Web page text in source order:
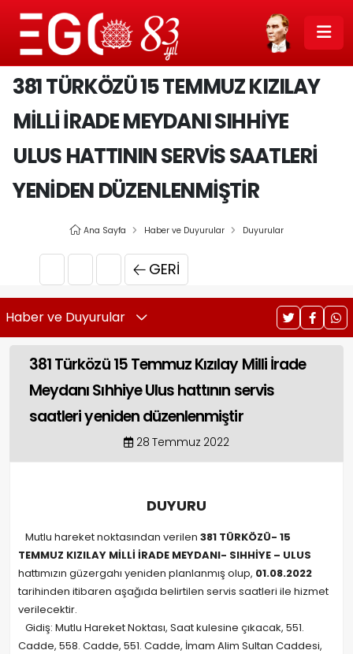
381 TÜRKÖZÜ 15 TEMMUZ KIZILAY
MILLI İRADE MEYDANI SIHHIYE
ULUS HATTININ SERVIS SAATLERI
YENIDEN DÜZENLENMIŞTIR
Ana Sayfa Haber ve Duyurular Duyurular
GERI
Haber ve Duyurular
381 Türközü 15 Temmuz Kızılay Milli İrade
Meydanı Sıhhiye Ulus hattının servis
saatleri yeniden düzenlenmiştir
28 Temmuz 2022
DUYURU
Mutlu hareket noktasından verilen 381 TÜRKÖZÜ- 15
TEMMUZ KIZILAY MİLLİ İRADE MEYDANI- SIHHİYE – ULUS
hattımızın güzergahı yeniden planlanmış olup, 01.08.2022
tarihinden itibaren aşağıda belirtilen servis saatleri ile hizmet
verilecektir.
Gidiş: Mutlu Hareket Noktası, Saat kulesine çıkacak, 551.
Cadde, 558. Cadde, 551. Cadde, İmam Alim Sultan Caddesi,